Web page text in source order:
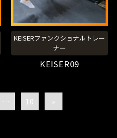
KEISERファンクショナルトレー
ナー
KEISER09
… 10 »